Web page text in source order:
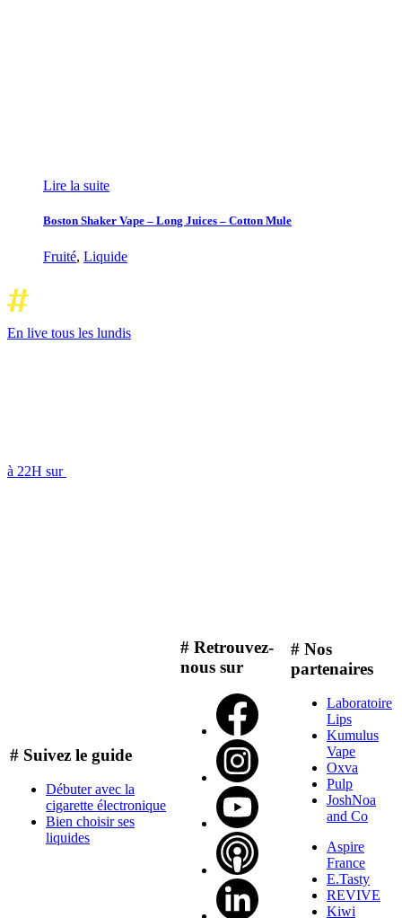
Lire la suite
Boston Shaker Vape – Long Juices – Cotton Mule
Fruité, Liquide
En live tous les lundis
à 22H sur
# Suivez le guide
Débuter avec la
cigarette électronique
Bien choisir ses
liquides
# Retrouvez-
nous sur
# Nos
partenaires
Laboratoire
Lips
Kumulus
Vape
Oxva
Pulp
JoshNoa
and Co
Aspire
France
E.Tasty
REVIVE
Kiwi